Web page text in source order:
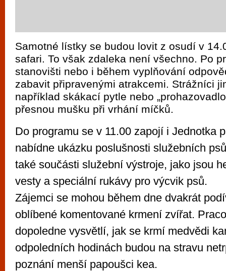
Samotné lístky se budou lovit z osudí v
safari. To však zdaleka není všechno. Po
stanovišti nebo i během vyplňování
zabavit připravenými atrakcemi. Strážníci
například skákací pytle nebo
přesnou mušku při vrhání míčků.
Do programu se v 11.00 zapojí i Jednotka
nabídne ukázku poslušnosti služebních
také součásti služební výstroje, jako jsou
vesty a speciální rukávy pro výcvik psů.
Zájemci se mohou během dne dvakrát
oblíbené komentované krmení zvířat.
dopoledne vysvětlí, jak se krmí medvědi
odpoledních hodinách budou na stravu
poznání menší papoušci kea.